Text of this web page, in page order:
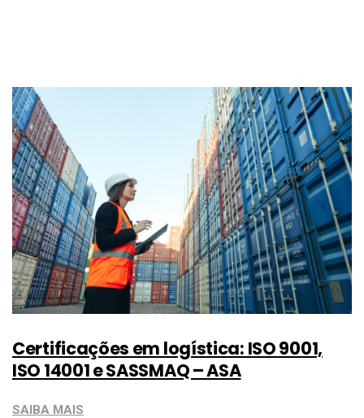
Certificações em logística: ISO 9001,
ISO 14001 e SASSMAQ – ASA
SAIBA MAIS